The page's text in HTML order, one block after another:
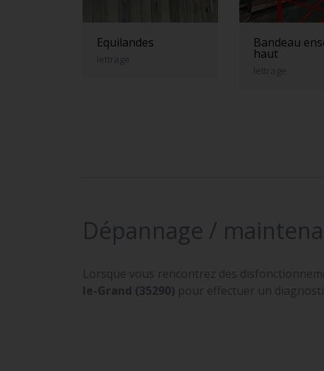
Equilandes
lettrage
Bandeau
haut
lettrage
Dépannage /
Lorsque vous rencontrez des
le-Grand (35290) pour effectuer un